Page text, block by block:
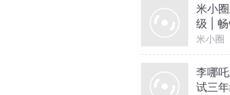
米小
级 |
米小圈
李哪
试三